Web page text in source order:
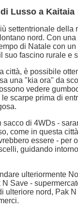
Lusso a Kaitaia
settentrionale della
nord. Con
di Natale con
suo fascino rurale e
città, è possibile
una "kia ora" da
vedere
scarpe prima di
sacco di 4WDs -
come in questa
essere - per
guidando
ulteriormente
Save -
ulteriore nord, Pak